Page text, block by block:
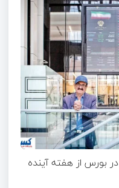
بورس از هفته آینده